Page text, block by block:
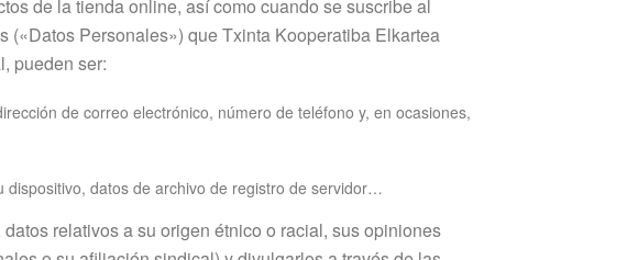
de la tienda online, así como cuando se suscribe al
Personales») que Txinta Kooperatiba Elkartea
pueden ser:
de correo electrónico, número de teléfono y, en ocasiones,
dispositivo, datos de archivo de registro de servidor…
relativos a su origen étnico o racial, sus opiniones